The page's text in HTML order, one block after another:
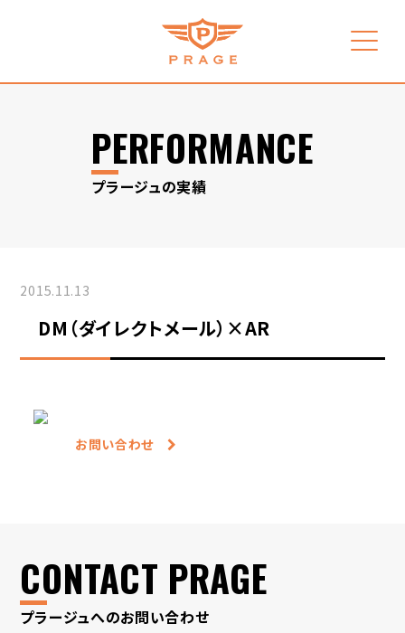
PERFORMANCE
プラージュの実績
2015.11.13
DM（ダイレクトメール）×AR
お問い合わせ
CONTACT PRAGE
プラージュへのお問い合わせ